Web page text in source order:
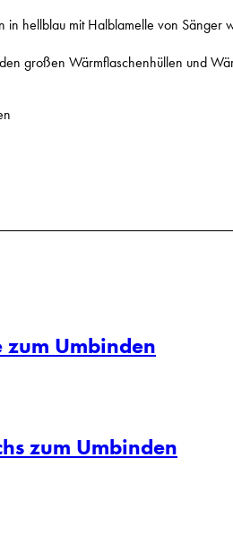
hellblau mit Halblamelle von Sänger
großen Wärmflaschenhüllen und
zum Umbinden
zum Umbinden